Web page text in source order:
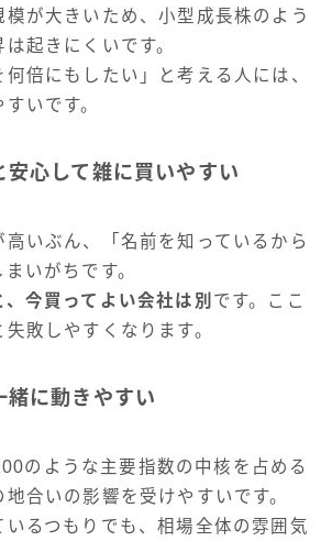
模が大きいため、小型成長株のよう
起きにくいです。
何倍にもしたい」と考える人には、
いです。
心して雑に買いやすい
高いぶん、「名前を知っているから
いがちです。
、今買ってよい会社は別 です。ここ
敗しやすくなります。
に動きやすい
のような主要指数の中核を占める
合いの影響を受けやすいです。
るつもりでも、相場全体の雰囲気